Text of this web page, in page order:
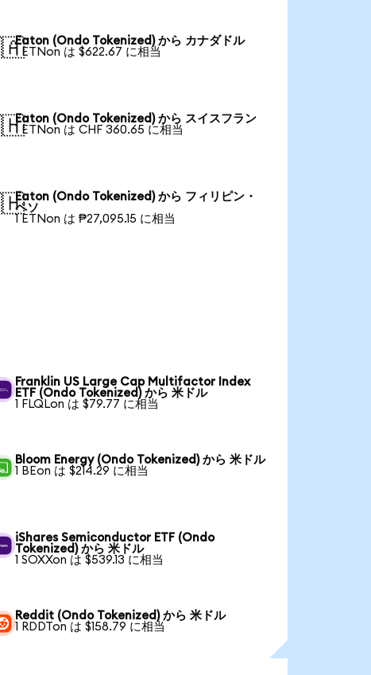
Eaton (Ondo Tokenized) から カナダドル
1 ETNon は $622.67 に相当
Eaton (Ondo Tokenized) から スイスフラン
1 ETNon は CHF 360.65 に相当
Eaton (Ondo Tokenized) から フィリピン・
ペソ
1 ETNon は ₱27,095.15 に相当
Franklin US Large Cap Multifactor Index
ETF (Ondo Tokenized) から 米ドル
1 FLQLon は $79.77 に相当
Bloom Energy (Ondo Tokenized) から 米ドル
1 BEon は $214.29 に相当
iShares Semiconductor ETF (Ondo
Tokenized) から 米ドル
1 SOXXon は $539.13 に相当
Reddit (Ondo Tokenized) から 米ドル
1 RDDTon は $158.79 に相当